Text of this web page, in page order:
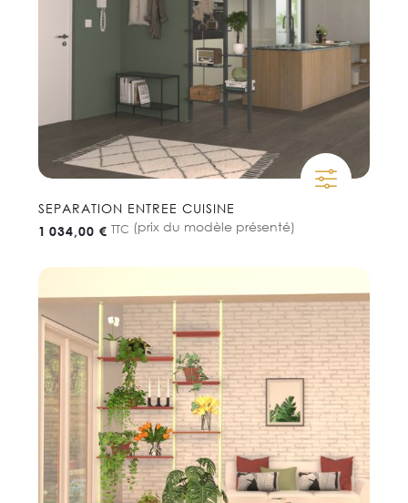
SEPARATION ENTREE CUISINE
1 034,00 € TTC (prix du modèle présenté)